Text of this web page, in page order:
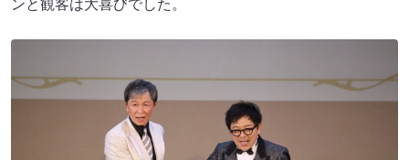
ンと観客は大喜びでした。